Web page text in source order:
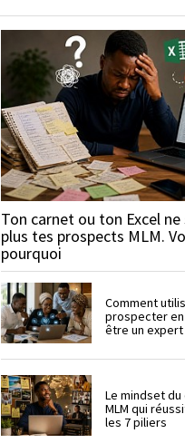
Ton carnet ou ton Excel
plus tes prospects MLM.
pourquoi
Comment
prospecter en
être un
Le mindset
MLM qui
les 7 piliers